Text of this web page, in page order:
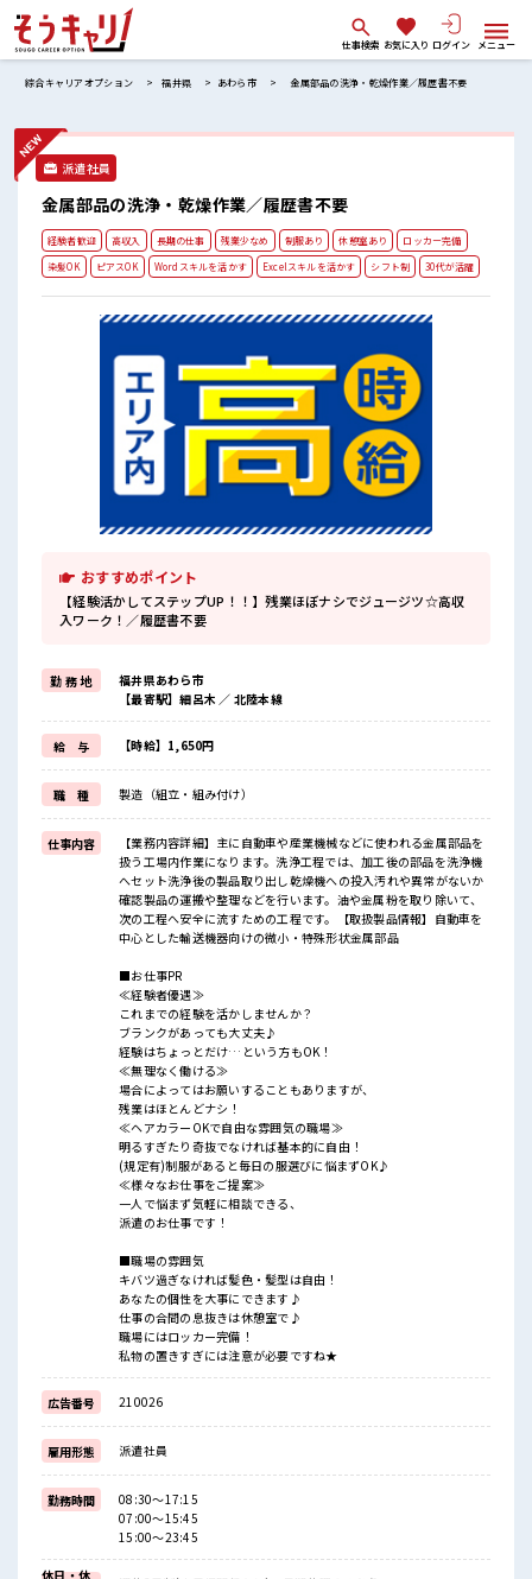
仕事検索 お気に入り ログイン メニュー
綜合キャリアオプション 福井県 あわら市 金属部品の洗浄・乾燥作業／履歴書不要
派遣社員
金属部品の洗浄・乾燥作業／履歴書不要
経験者歓迎 高収入 長期の仕事 残業少なめ 制服あり 休憩室あり
ロッカー完備
染髪OK
ピアスOK Wordスキルを活かす Excelスキルを活かす シフト制 30代が活躍
おすすめポイント
【経験活かしてステップUP！！】残業ほぼナシでジュージツ☆高収
入ワーク！／履歴書不要
勤 務 地
福井県あわら市
【最寄駅】細呂木 ／ 北陸本線
給 与 【時給】1,650円
職 種 製造（組立・組み付け）
仕事内容
【業務内容詳細】主に自動車や産業機械などに使われる金属部品を
扱う工場内作業になります。洗浄工程では、加工後の部品を洗浄機
へセット洗浄後の製品取り出し乾燥機への投入汚れや異常がないか
確認製品の運搬や整理などを行います。油や金属粉を取り除いて、
次の工程へ安全に流すための工程です。【取扱製品情報】自動車を
中心とした輸送機器向けの微小・特殊形状金属部品
■お仕事PR
≪経験者優遇≫
これまでの経験を活かしませんか？
ブランクがあっても大丈夫♪
経験はちょっとだけ…という方もOK！
≪無理なく働ける≫
場合によってはお願いすることもありますが、
残業はほとんどナシ！
≪ヘアカラーOKで自由な雰囲気の職場≫
明るすぎたり奇抜でなければ基本的に自由！
(規定有)制服があると毎日の服選びに悩まずOK♪
≪様々なお仕事をご提案≫
一人で悩まず気軽に相談できる、
派遣のお仕事です！
■職場の雰囲気
キバツ過ぎなければ髪色・髪型は自由！
あなたの個性を大事にできます♪
仕事の合間の息抜きは休憩室で♪
職場にはロッカー完備！
私物の置きすぎには注意が必要ですね★
広告番号 210026
雇用形態 派遣社員
勤務時間
08:30～17:15
07:00～15:45
15:00～23:45
休日・休